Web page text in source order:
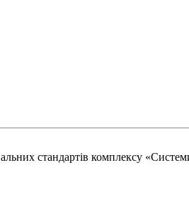
стандартів комплексу